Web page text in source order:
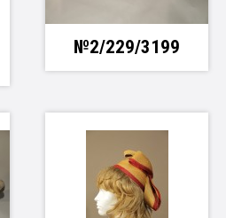
№2/229/3199